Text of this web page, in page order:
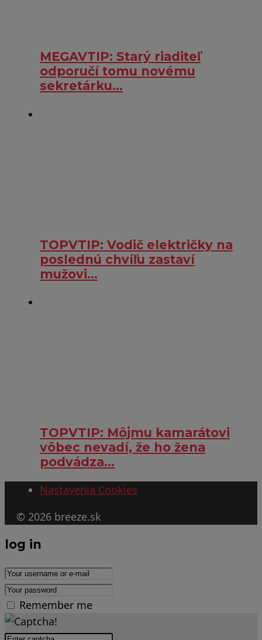
MEGAVTIP: Starý riaditeľ
odporučí tomu novému
sekretárku…
TOPVTIP: Vodič električky na
poslednú chvíľu zastaví
mužovi…
TOPVTIP: Môjmu kamarátovi
vôbec nevadí, že ho žena
podvádza…
Nastavenia Cookies
© 2026 breeze.sk
log in
Remember me